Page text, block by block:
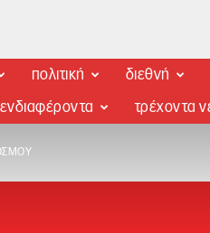
πολιτική διεθνή
ενδιαφέροντα τρέχοντα